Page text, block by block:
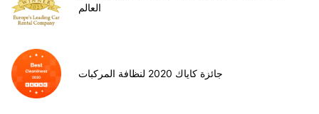
العالم
جائزة كاياك 2020 لنظافة المركبات